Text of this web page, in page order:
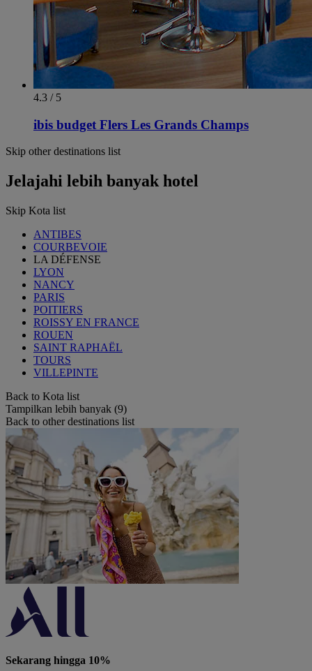
4.3 / 5
ibis budget Flers Les Grands Champs
Skip other destinations list
Jelajahi lebih banyak hotel
Skip Kota list
ANTIBES
COURBEVOIE
LA DÉFENSE
LYON
NANCY
PARIS
POITIERS
ROISSY EN FRANCE
ROUEN
SAINT RAPHAËL
TOURS
VILLEPINTE
Back to Kota list
Tampilkan lebih banyak (9)
Back to other destinations list
Sekarang hingga 10%